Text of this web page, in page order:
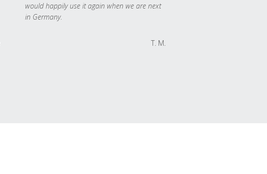
would happily use it again when we are next
in Germany.
T. M.